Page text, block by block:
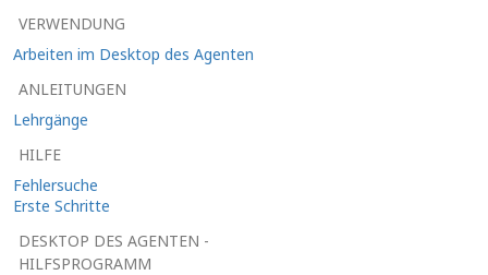
VERWENDUNG
Arbeiten im Desktop des Agenten
ANLEITUNGEN
Lehrgänge
HILFE
Fehlersuche
Erste Schritte
DESKTOP DES AGENTEN -
HILFSPROGRAMM